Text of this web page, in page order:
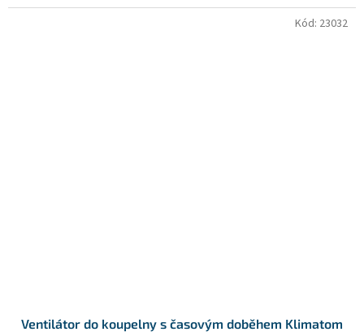
Ventilátor do koupelny s časovým doběhem Klimatom
Kód: 23032